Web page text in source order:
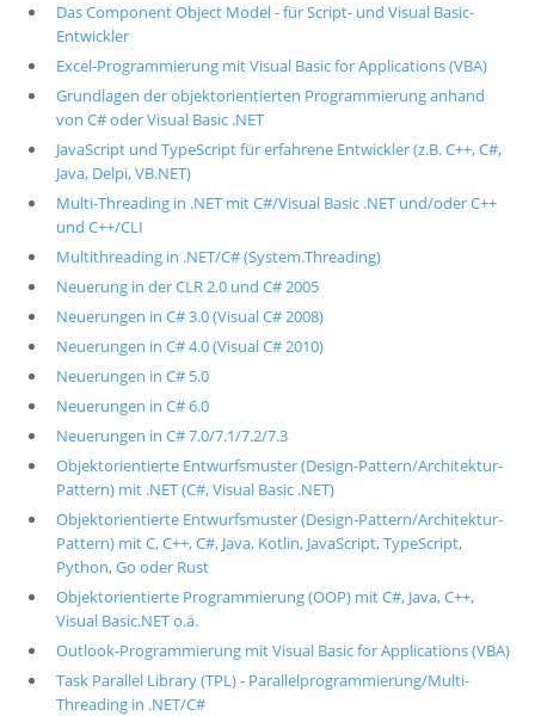
Das Component Object Model - für Script- und Visual Basic-
Entwickler
Excel-Programmierung mit Visual Basic for Applications (VBA)
Grundlagen der objektorientierten Programmierung anhand
von C# oder Visual Basic .NET
JavaScript und TypeScript für erfahrene Entwickler (z.B. C++, C#,
Java, Delpi, VB.NET)
Multi-Threading in .NET mit C#/Visual Basic .NET und/oder C++
und C++/CLI
Multithreading in .NET/C# (System.Threading)
Neuerung in der CLR 2.0 und C# 2005
Neuerungen in C# 3.0 (Visual C# 2008)
Neuerungen in C# 4.0 (Visual C# 2010)
Neuerungen in C# 5.0
Neuerungen in C# 6.0
Neuerungen in C# 7.0/7.1/7.2/7.3
Objektorientierte Entwurfsmuster (Design-Pattern/Architektur-
Pattern) mit .NET (C#, Visual Basic .NET)
Objektorientierte Entwurfsmuster (Design-Pattern/Architektur-
Pattern) mit C, C++, C#, Java, Kotlin, JavaScript, TypeScript,
Python, Go oder Rust
Objektorientierte Programmierung (OOP) mit C#, Java, C++,
Visual Basic.NET o.ä.
Outlook-Programmierung mit Visual Basic for Applications (VBA)
Task Parallel Library (TPL) - Parallelprogrammierung/Multi-
Threading in .NET/C#